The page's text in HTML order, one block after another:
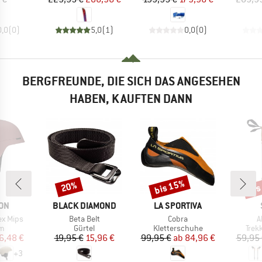
(0) 5,0( 1) 0,0(0)
BERGFREUNDE, DIE SICH DAS ANGESEHEN
HABEN, KAUFTEN DANN
Mips
Preis
€
+3
MARKE
BLACK DIAMOND
Artikel
Beta Belt
Produktgruppe
Gürtel
Preis
19,95 €reduzierter Preis
15,96 €
Rabatt
20%
MARKE
LA SPORTIVA
Artikel
Cobra
Produktgruppe
Kletterschuhe
Preis
99,95 € reduzierter Preis
ab 84,96 €
Rabatt
bis 15%
59,95